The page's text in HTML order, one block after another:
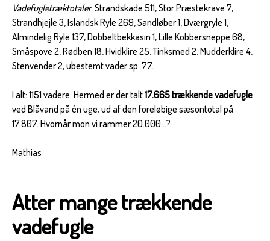
Vadefugletræktotaler: Strandskade 511, Stor Præstekrave 7,
Strandhjejle 3, Islandsk Ryle 269, Sandløber 1, Dværgryle 1,
Almindelig Ryle 137, Dobbeltbekkasin 1, Lille Kobbersneppe 68,
Småspove 2, Rødben 18, Hvidklire 25, Tinksmed 2, Mudderklire 4,
Stenvender 2, ubestemt vader sp. 77.
I alt: 1151 vadere. Hermed er der talt17.665 trækkende vadefugle
ved Blåvand på én uge, ud af den foreløbige sæsontotal på
17.807. Hvornår mon vi rammer 20.000...?
Mathias
Atter mange trækkende
vadefugle